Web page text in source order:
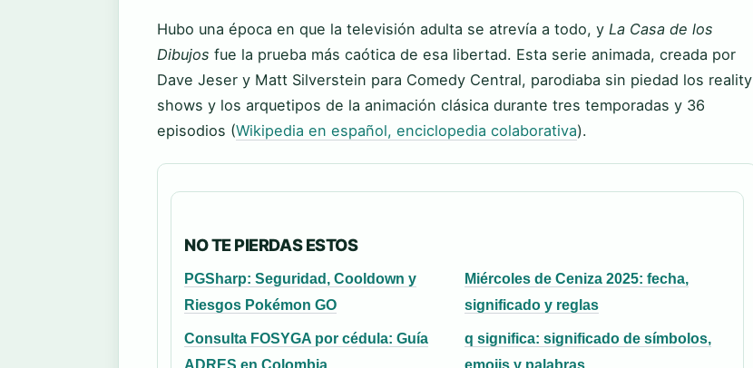
Hubo una época en que la televisión adulta se atrevía a todo, y La Casa de los
Dibujos fue la prueba más caótica de esa libertad. Esta serie animada, creada por
Dave Jeser y Matt Silverstein para Comedy Central, parodiaba sin piedad los reality
shows y los arquetipos de la animación clásica durante tres temporadas y 36
episodios (Wikipedia en español, enciclopedia colaborativa).
NO TE PIERDAS ESTOS
PGSharp: Seguridad, Cooldown y
Riesgos Pokémon GO
Miércoles de Ceniza 2025: fecha,
significado y reglas
Consulta FOSYGA por cédula: Guía
ADRES en Colombia
q significa: significado de símbolos,
emojis y palabras